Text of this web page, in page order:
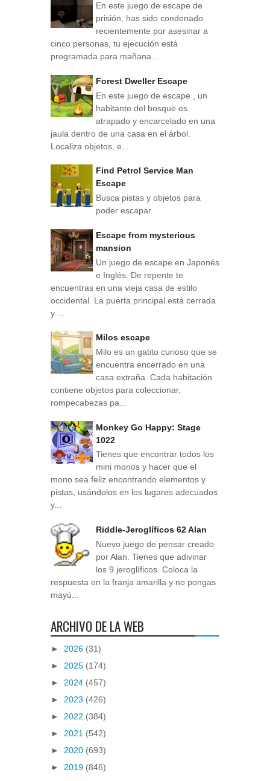
En este juego de escape de
prisión, has sido condenado
recientemente por asesinar a
cinco personas, tu ejecución está
programada para mañana...
Forest Dweller Escape
En este juego de escape , un
habitante del bosque es
atrapado y encarcelado en una
jaula dentro de una casa en el árbol.
Localiza objetos, e...
Find Petrol Service Man
Escape
Busca pistas y objetos para
poder escapar.
Escape from mysterious
mansion
Un juego de escape en Japonés
e Inglés. De repente te
encuentras en una vieja casa de estilo
occidental. La puerta principal está cerrada
y ...
Milos escape
Milo es un gatito curioso que se
encuentra encerrado en una
casa extraña. Cada habitación
contiene objetos para coleccionar,
rompecabezas pa...
Monkey Go Happy: Stage
1022
Tienes que encontrar todos los
mini monos y hacer que el
mono sea feliz encontrando elementos y
pistas, usándolos en los lugares adecuados
y...
Riddle-Jeroglíficos 62 Alan
Nuevo juego de pensar creado
por Alan. Tienes que adivinar
los 9 jeroglíficos. Coloca la
respuesta en la franja amarilla y no pongas
mayú...
ARCHIVO DE LA WEB
► 2026 (31)
► 2025 (174)
► 2024 (457)
► 2023 (426)
► 2022 (384)
► 2021 (542)
► 2020 (693)
► 2019 (846)